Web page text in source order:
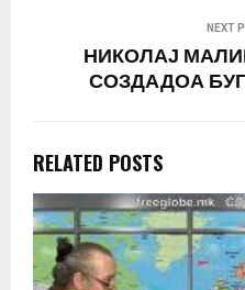
NEXT
НИКОЛАЈ
СОЗДАДОА
RELATED POSTS